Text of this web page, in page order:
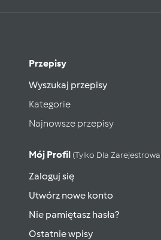
Przepisy
Wyszukaj przepisy
Kategorie
Najnowsze przepisy
Mój Profil (tylko Dla
Zaloguj się
Utwórz nowe konto
Nie pamiętasz hasła?
Ostatnie wpisy